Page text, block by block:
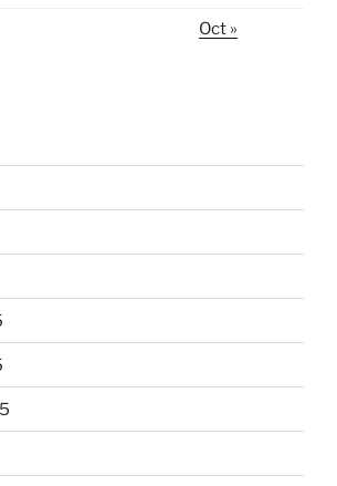
Oct »